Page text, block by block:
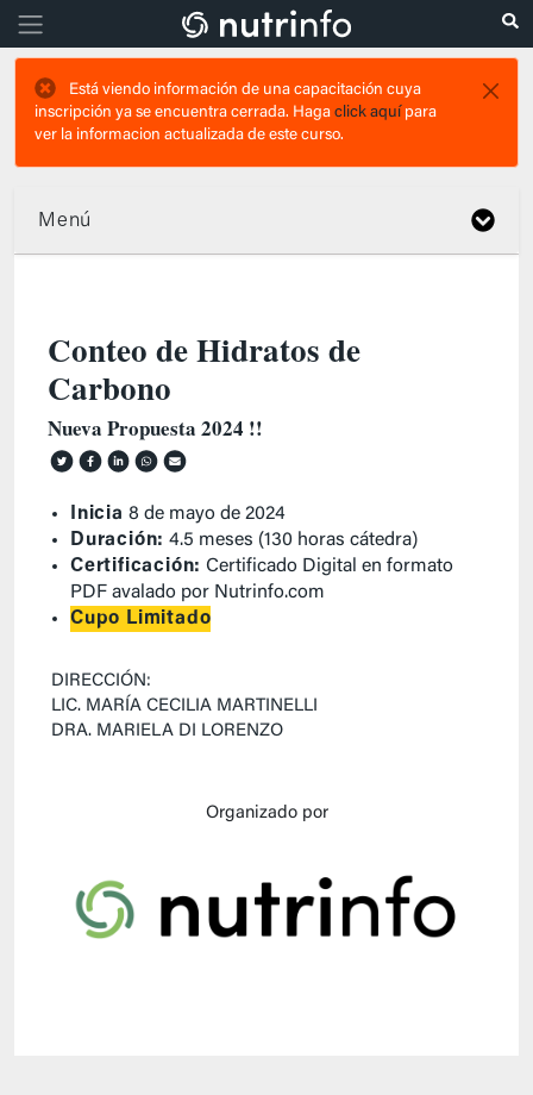
Está viendo información de una capacitación cuya
inscripción ya se encuentra cerrada. Haga click aquí para
ver la informacion actualizada de este curso.
Menú
Conteo de Hidratos de
Carbono
Nueva Propuesta 2024 !!
Inicia 8 de mayo de 2024
Duración: 4.5 meses (130 horas cátedra)
Certificación: Certificado Digital en formato
PDF avalado por Nutrinfo.com
Cupo Limitado
DIRECCIÓN:
LIC. MARÍA CECILIA MARTINELLI
DRA. MARIELA DI LORENZO
Organizado por